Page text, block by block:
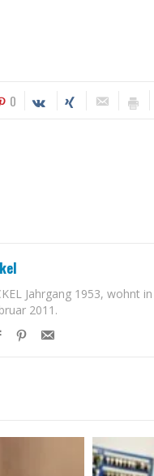
0
Jahrgang 1953,
2011.